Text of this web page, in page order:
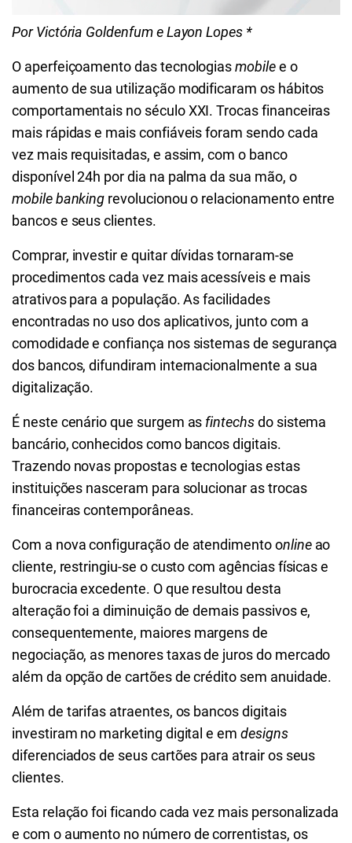
Por Victória Goldenfum e Layon Lopes *
O aperfeiçoamento das tecnologiasmobilee o
aumento de sua utilização modificaram os hábitos
comportamentais no século XXI. Trocas financeiras
mais rápidas e mais confiáveis foram sendo cada
vez mais requisitadas, e assim, com o banco
disponível 24h por dia na palma da sua mão, o
mobile banking revolucionou o relacionamento entre
bancos e seus clientes.
Comprar, investir e quitar dívidas tornaram-se
procedimentos cada vez mais acessíveis e mais
atrativos para a população. As facilidades
encontradas no uso dos aplicativos, junto com a
comodidade e confiança nos sistemas de segurança
dos bancos, difundiram internacionalmente a sua
digitalização.
É neste cenário que surgem as fintechsdo sistema
bancário, conhecidos como bancos digitais.
Trazendo novas propostas e tecnologias estas
instituições nasceram para solucionar as trocas
financeiras contemporâneas.
Com a nova configuração de atendimento onlineao
cliente, restringiu-se o custo com agências físicas e
burocracia excedente. O que resultou desta
alteração foi a diminuição de demais passivos e,
consequentemente, maiores margens de
negociação, as menores taxas de juros do mercado
além da opção de cartões de crédito sem anuidade.
Além de tarifas atraentes, os bancos digitais
investiram no marketing digital e emdesigns
diferenciados de seus cartões para atrair os seus
clientes.
Esta relação foi ficando cada vez mais personalizada
e com o aumento no número de correntistas, os